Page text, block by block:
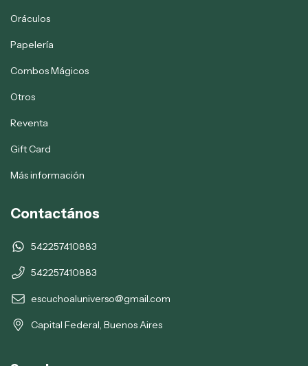
Oráculos
Papelería
Combos Mágicos
Otros
Reventa
Gift Card
Más información
Contactános
542257410883
542257410883
escuchoaluniverso@gmail.com
Capital Federal, Buenos Aires